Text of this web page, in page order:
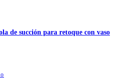
de succión para retoque con vaso